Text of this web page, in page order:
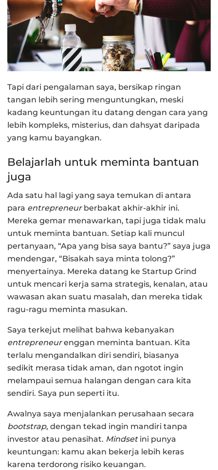
Tapi dari pengalaman saya, bersikap ringan
tangan lebih sering menguntungkan, meski
kadang keuntungan itu datang dengan cara yang
lebih kompleks, misterius, dan dahsyat daripada
yang kamu bayangkan.
Belajarlah untuk meminta bantuan
juga
Ada satu hal lagi yang saya temukan di antara
para entrepreneurberbakat akhir-akhir ini.
Mereka gemar menawarkan, tapi juga tidak malu
untuk meminta bantuan. Setiap kali muncul
pertanyaan, “Apa yang bisa saya bantu?” saya juga
mendengar, “Bisakah saya minta tolong?”
menyertainya. Mereka datang ke Startup Grind
untuk mencari kerja sama strategis, kenalan, atau
wawasan akan suatu masalah, dan mereka tidak
ragu-ragu meminta masukan.
Saya terkejut melihat bahwa kebanyakan
entrepreneurenggan meminta bantuan. Kita
terlalu mengandalkan diri sendiri, biasanya
sedikit merasa tidak aman, dan ngotot ingin
melampaui semua halangan dengan cara kita
sendiri. Saya pun seperti itu.
Awalnya saya menjalankan perusahaan secara
bootstrap, dengan tekad ingin mandiri tanpa
investor atau penasihat. Mindsetini punya
keuntungan: kamu akan bekerja lebih keras
karena terdorong risiko keuangan.